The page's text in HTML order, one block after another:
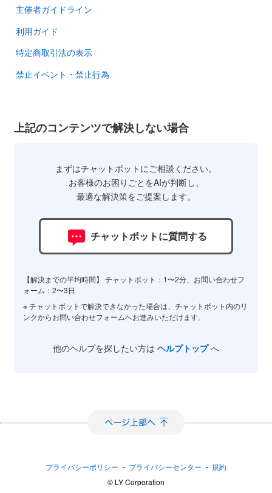
主催者ガイドライン
利用ガイド
特定商取引法の表示
禁止イベント・禁止行為
上記のコンテンツで解決しない場合
まずはチャットボットにご相談ください。
お客様のお困りごとをAIが判断し、
最適な解決策をご提案します。
チャットボットに質問する
【解決までの平均時間】 チャットボット：1〜2分、お問い合わせフ
ォーム：2〜3日
※ チャットボットで解決できなかった場合は、チャットボット内のリ
ンクからお問い合わせフォームへお進みいただけます。
他のヘルプを探したい方は ヘルプトップへ
プライバシーポリシー - プライバシーセンター - 規約
©︎ LY Corporation